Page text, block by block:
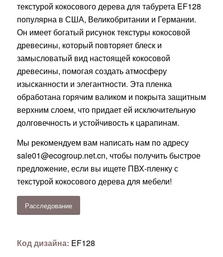
текстурой кокосового дерева для табурета EF128
популярна в США, Великобритании и Германии.
Он имеет богатый рисунок текстуры кокосовой
древесины, который повторяет блеск и
замысловатый вид настоящей кокосовой
древесины, помогая создать атмосферу
изысканности и элегантности. Эта пленка
обработана горячим валиком и покрыта защитным
верхним слоем, что придает ей исключительную
долговечность и устойчивость к царапинам.
Мы рекомендуем вам написать нам по адресу
sale01@ecogroup.net.cn, чтобы получить быстрое
предложение, если вы ищете ПВХ-пленку с
текстурой кокосового дерева для мебели!
Расследование
Код дизайна: EF128